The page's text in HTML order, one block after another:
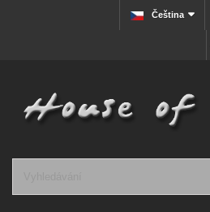
Čeština